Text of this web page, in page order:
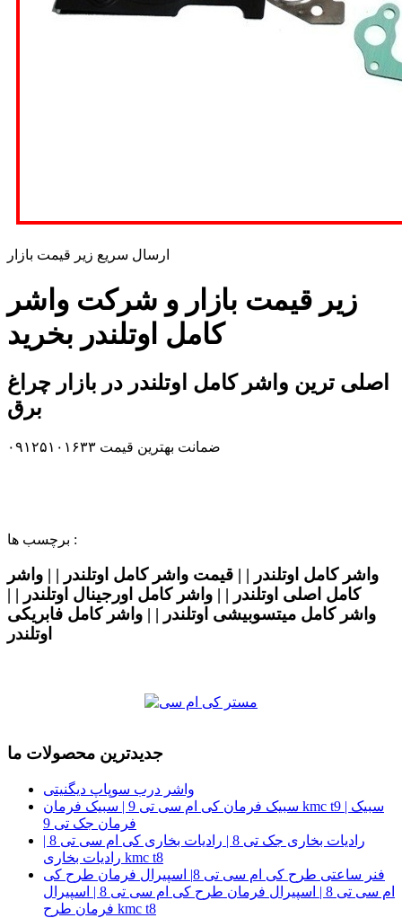
ارسال سریع زیر قیمت بازار
زیر قیمت بازار و شرکت واشر
کامل اوتلندر بخرید
اصلی ترین واشر کامل اوتلندر در بازار چراغ
برق
ضمانت بهترین قیمت ۰۹۱۲۵۱۰۱۶۳۳
برچسب ها :
واشر کامل اوتلندر | | قیمت واشر کامل اوتلندر | | واشر
کامل اصلی اوتلندر | | واشر کامل اورجینال اوتلندر | |
واشر کامل میتسوبیشی اوتلندر | | واشر کامل فابریکی
اوتلندر
جدیدترین محصولات ما
واشر درب سوپاپ دیگنیتی
سبیک فرمان کی ام سی تی 9 | سبیک فرمان kmc t9 | سبیک
فرمان جک تی 9
رادیات بخاری جک تی 8 | رادیات بخاری کی ام سی تی 8 |
رادیات بخاری kmc t8
فنر ساعتی طرح کی ام سی تی 8| اسپیرال فرمان طرح کی
ام سی تی 8 | اسپیرال فرمان طرح کی ام سی تی 8 | اسپیرال
فرمان طرح kmc t8